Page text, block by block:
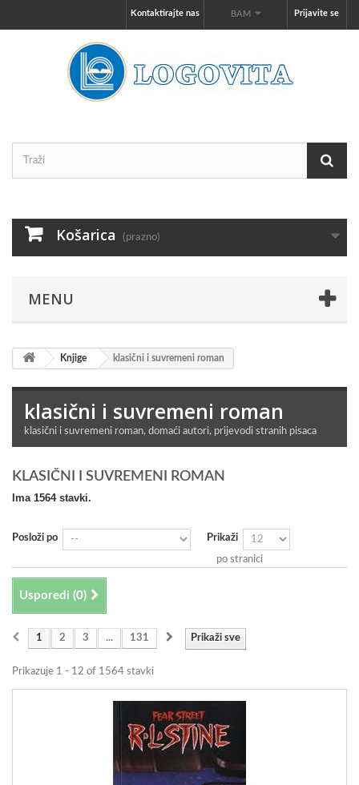
Prijavite se
BAM
Kontaktirajte nas
Košarica (prazno)
MENU
Knjige klasični i suvremeni roman
klasični i suvremeni roman
klasični i suvremeni roman, domaći autori, prijevodi stranih pisaca
KLASIČNI I SUVREMENI ROMAN
Ima 1564 stavki.
Posloži po Prikaži
po stranici
Usporedi (0)
Prikaži sve
1 2 3 ... 131
Prikazuje 1 - 12 of 1564 stavki